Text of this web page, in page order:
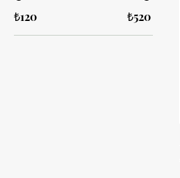
₺120 ₺520